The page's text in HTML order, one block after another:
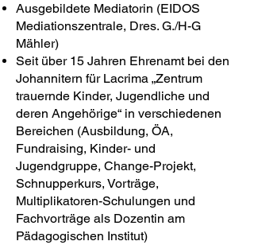
Ausgebildete Mediatorin (EIDOS
Mediationszentrale, Dres. G./H-G
Mähler)
Seit über 15 Jahren Ehrenamt bei den
Johannitern für Lacrima „Zentrum
trauernde Kinder, Jugendliche und
deren Angehörige“ in verschiedenen
Bereichen (Ausbildung, ÖA,
Fundraising, Kinder- und
Jugendgruppe, Change-Projekt,
Schnupperkurs, Vorträge,
Multiplikatoren-Schulungen und
Fachvorträge als Dozentin am
Pädagogischen Institut)